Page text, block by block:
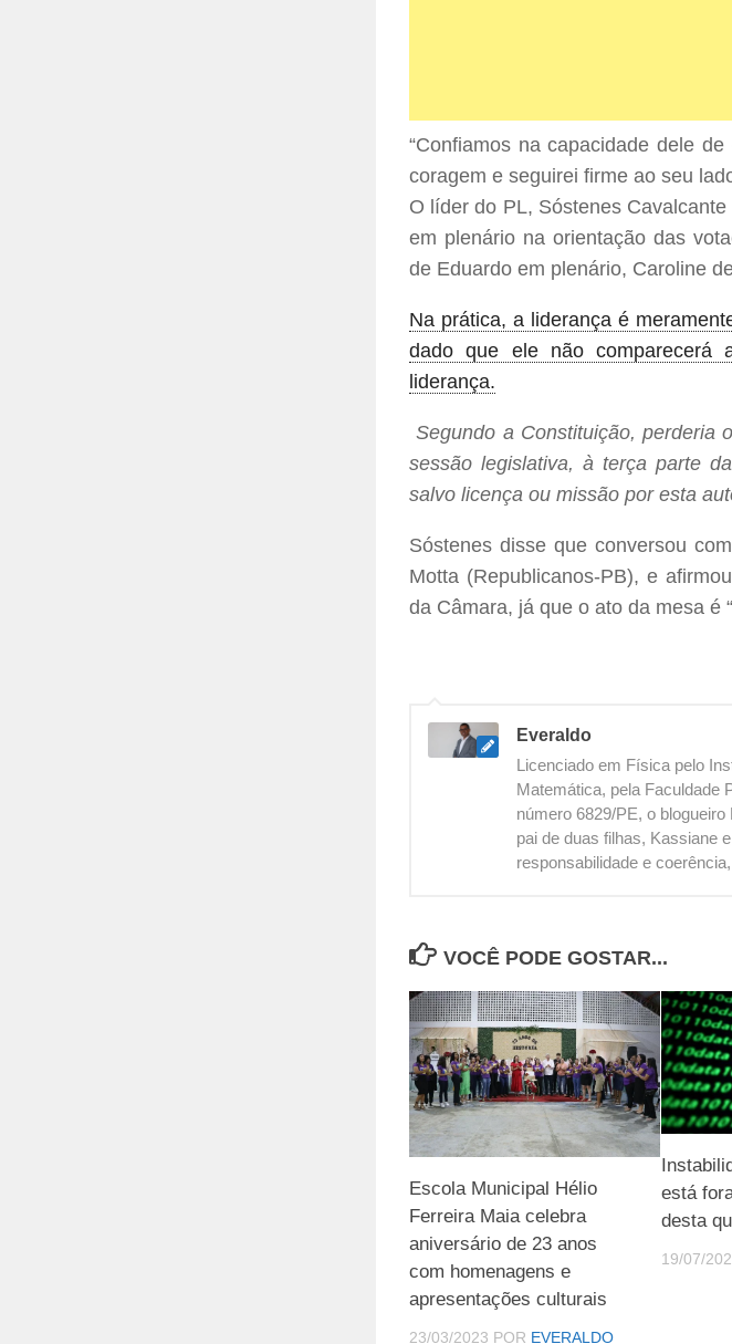
“Confiamos na capacidade dele
coragem e seguirei firme ao seu
O líder do PL, Sóstenes
em plenário na orientação das
de Eduardo em plenário, Caroline
Na prática, a liderança é
dado que ele não comparecerá
liderança.
Segundo a Constituição, perderia
sessão legislativa, à terça parte
salvo licença ou missão por esta
Sóstenes disse que conversou
Motta (Republicanos-PB), e
da Câmara, já que o ato da mesa é
Everaldo
Licenciado em Física pelo
Matemática, pela Faculdade
número 6829/PE, o
pai de duas filhas, Kassiane
responsabilidade e
VOCÊ PODE GOSTAR...
Escola Municipal Hélio
Ferreira Maia celebra
aniversário de 23 anos
com homenagens e
apresentações culturais
23/03/2023 POR EVERALDO
está
desta
19/07/